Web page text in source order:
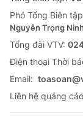
Phó Tổng Biên
Nguyễn Trọng Ninh
Tổng đài VTV:
Ðiện thoại Thời
Email:
Liên hệ quảng